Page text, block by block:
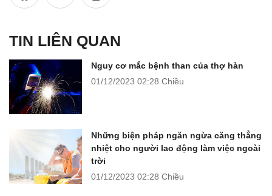
TIN LIÊN QUAN
Nguy cơ mắc bệnh than của thợ hàn
01/12/2023 02:28 Chiều
Những biện pháp ngăn ngừa căng thẳng
nhiệt cho người lao động làm việc ngoài
trời
01/12/2023 02:28 Chiều